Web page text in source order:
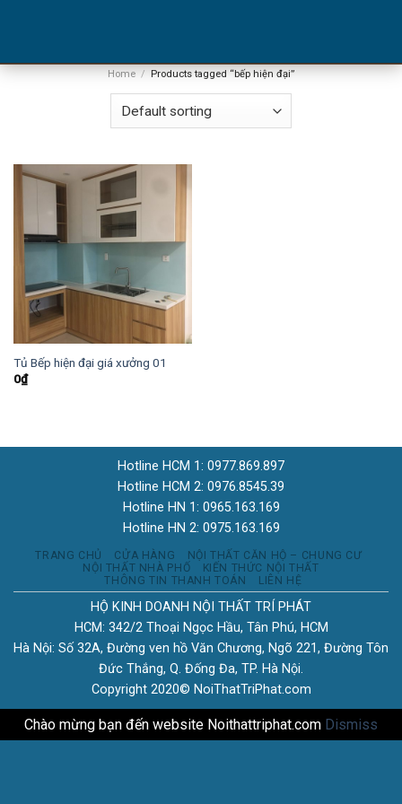
Home / Products tagged “bếp hiện đại”
Tủ Bếp hiện đại giá xưởng 01
0₫
Hotline HCM 1: 0977.869.897
Hotline HCM 2: 0976.8545.39
Hotline HN 1: 0965.163.169
Hotline HN 2: 0975.163.169
TRANG CHỦ CỬA HÀNG
NỘI THẤT CĂN HỘ – CHUNG CƯ
NỘI THẤT NHÀ PHỐ
KIẾN THỨC NỘI THẤT
THÔNG TIN THANH TOÁN
LIÊN HỆ
HỘ KINH DOANH NỘI THẤT TRÍ PHÁT
HCM: 342/2 Thoại Ngọc Hầu, Tân Phú, HCM
Hà Nội: Số 32A, Đường ven hồ Văn Chương, Ngõ 221, Đường Tôn
Đức Thắng, Q. Đống Đa, TP. Hà Nội.
Copyright 2020© NoiThatTriPhat.com
Chào mừng bạn đến website Noithattriphat.com Dismiss